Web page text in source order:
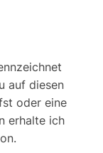
auf diesen
oder eine
erhalte ich